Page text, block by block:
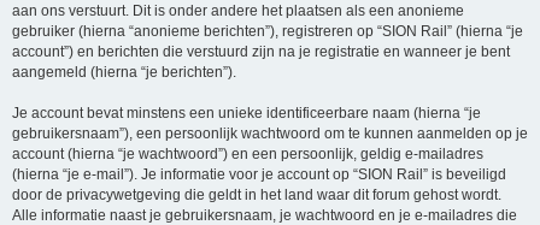
aan ons verstuurt. Dit is onder andere het plaatsen als een anonieme
gebruiker (hierna “anonieme berichten”), registreren op “SION Rail” (hierna “je
account”) en berichten die verstuurd zijn na je registratie en wanneer je bent
aangemeld (hierna “je berichten”).
Je account bevat minstens een unieke identificeerbare naam (hierna “je
gebruikersnaam”), een persoonlijk wachtwoord om te kunnen aanmelden op je
account (hierna “je wachtwoord”) en een persoonlijk, geldig e-mailadres
(hierna “je e-mail”). Je informatie voor je account op “SION Rail” is beveiligd
door de privacywetgeving die geldt in het land waar dit forum gehost wordt.
Alle informatie naast je gebruikersnaam, je wachtwoord en je e-mailadres die